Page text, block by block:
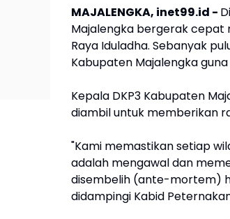
MAJALENGKA, inet99.id -
Majalengka bergerak cepat
Raya Iduladha. Sebanyak
Kabupaten Majalengka
Kepala DKP3 Kabupaten
diambil untuk memberikan
"Kami memastikan setiap
adalah mengawal dan
disembelih (ante-mortem)
didampingi Kabid